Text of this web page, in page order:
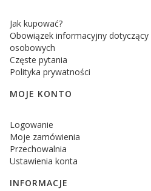
Jak kupować?
Obowiązek informacyjny
osobowych
Częste pytania
Polityka prywatności
MOJE KONTO
Logowanie
Moje zamówienia
Przechowalnia
Ustawienia konta
INFORMACJE